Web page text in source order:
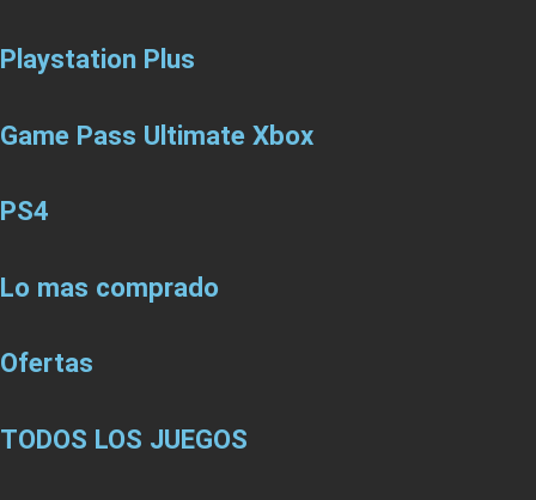
Playstation Plus
Game Pass Ultimate Xbox
PS4
Lo mas comprado
Ofertas
TODOS LOS JUEGOS